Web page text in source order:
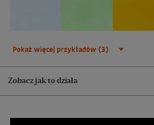
Pokaż więcej przykładów (3)
Zobacz jak to działa